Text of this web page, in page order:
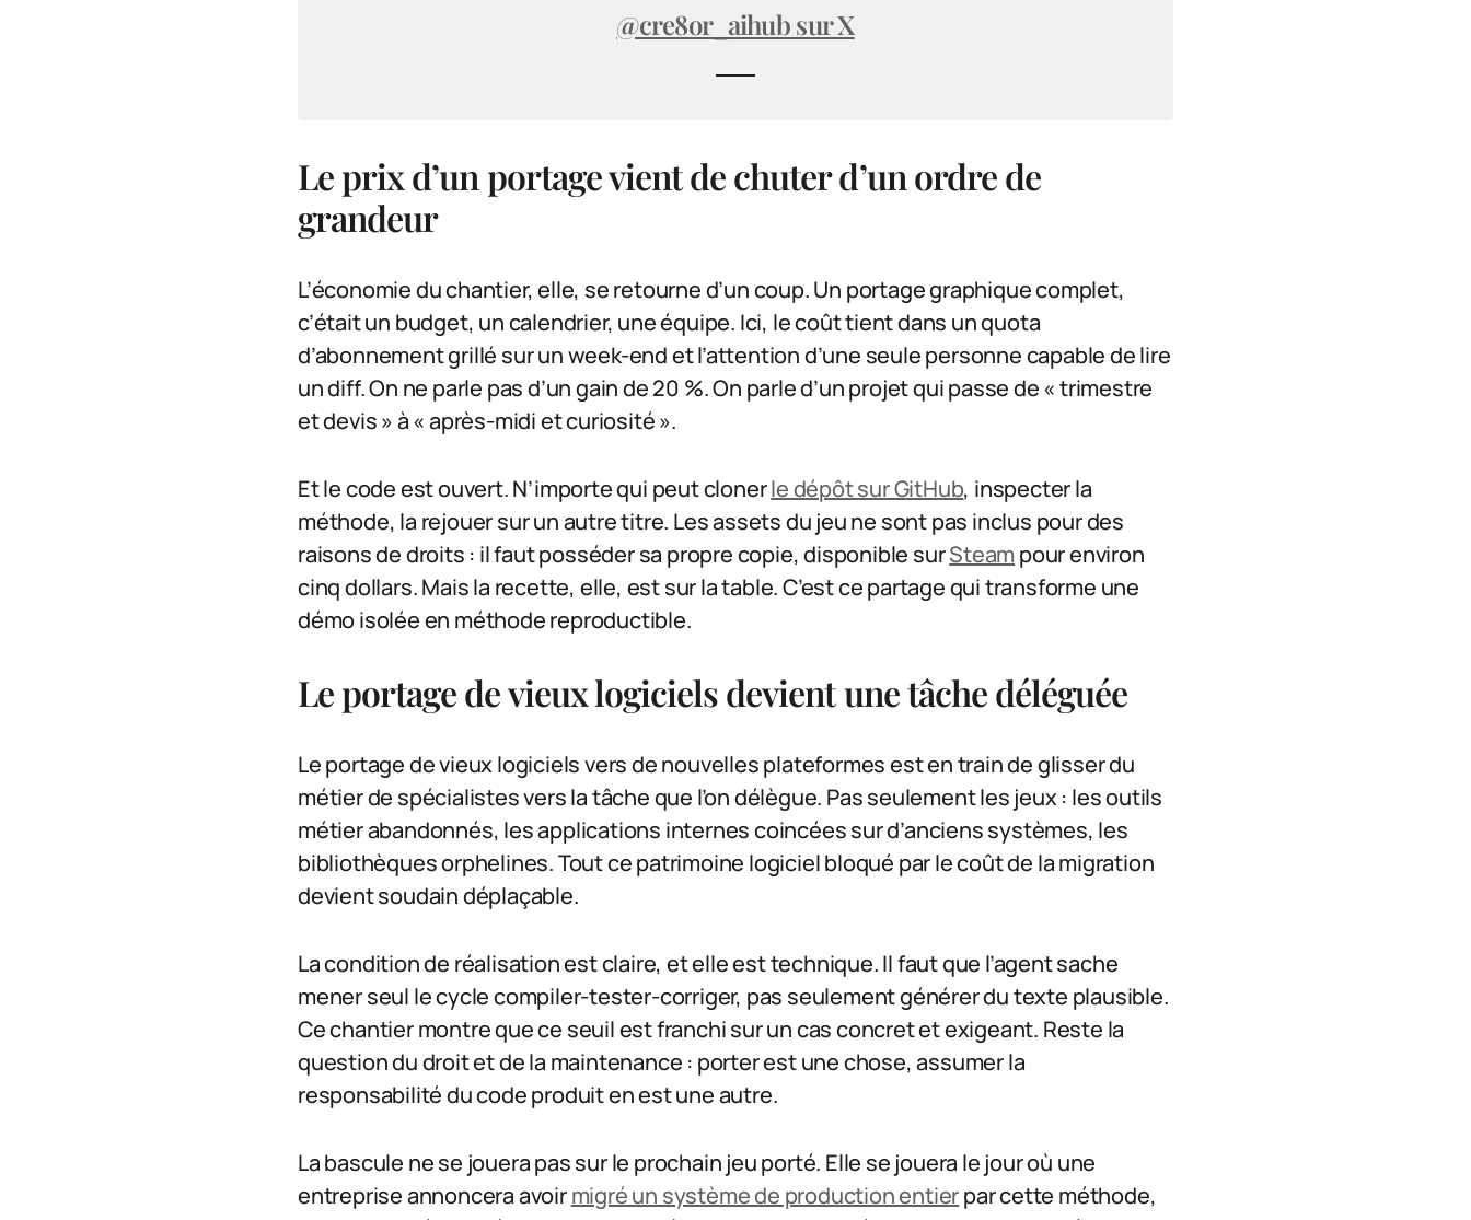
@cre8or_aihub sur X
Le prix d’un portage vient de chuter d’un ordre de
grandeur
L’économie du chantier, elle, se retourne d’un coup. Un portage graphique complet,
c’était un budget, un calendrier, une équipe. Ici, le coût tient dans un quota
d’abonnement grillé sur un week-end et l’attention d’une seule personne capable de lire
un diff. On ne parle pas d’un gain de 20 %. On parle d’un projet qui passe de « trimestre
et devis » à « après-midi et curiosité ».
Et le code est ouvert. N’importe qui peut clonerle dépôt sur GitHub, inspecter la
méthode, la rejouer sur un autre titre. Les assets du jeu ne sont pas inclus pour des
raisons de droits : il faut posséder sa propre copie, disponible surSteam pour environ
cinq dollars. Mais la recette, elle, est sur la table. C’est ce partage qui transforme une
démo isolée en méthode reproductible.
Le portage de vieux logiciels devient une tâche déléguée
Le portage de vieux logiciels vers de nouvelles plateformes est en train de glisser du
métier de spécialistes vers la tâche que l’on délègue. Pas seulement les jeux : les outils
métier abandonnés, les applications internes coincées sur d’anciens systèmes, les
bibliothèques orphelines. Tout ce patrimoine logiciel bloqué par le coût de la migration
devient soudain déplaçable.
La condition de réalisation est claire, et elle est technique. Il faut que l’agent sache
mener seul le cycle compiler-tester-corriger, pas seulement générer du texte plausible.
Ce chantier montre que ce seuil est franchi sur un cas concret et exigeant. Reste la
question du droit et de la maintenance : porter est une chose, assumer la
responsabilité du code produit en est une autre.
La bascule ne se jouera pas sur le prochain jeu porté. Elle se jouera le jour où une
entreprise annoncera avoirmigré un système de production entierpar cette méthode,